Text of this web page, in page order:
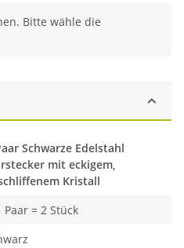
Bitte wähle die
Schwarze Edelstahl
mit eckigem,
Kristall
Paar = 2 Stück